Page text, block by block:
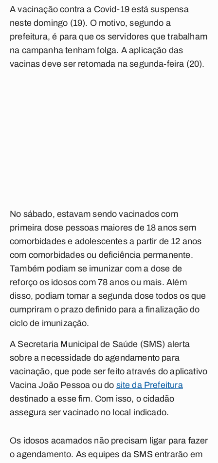
A vacinação contra a Covid-19 está suspensa
neste domingo (19). O motivo, segundo a
prefeitura, é para que os servidores que trabalham
na campanha tenham folga. A aplicação das
vacinas deve ser retomada na segunda-feira (20).
No sábado, estavam sendo vacinados com
primeira dose pessoas maiores de 18 anos sem
comorbidades e adolescentes a partir de 12 anos
com comorbidades ou deficiência permanente.
Também podiam se imunizar com a dose de
reforço os idosos com 78 anos ou mais. Além
disso, podiam tomar a segunda dose todos os que
cumpriram o prazo definido para a finalização do
ciclo de imunização.
A Secretaria Municipal de Saúde (SMS) alerta
sobre a necessidade do agendamento para
vacinação, que pode ser feito através do aplicativo
Vacina João Pessoa ou do site da Prefeitura
destinado a esse fim. Com isso, o cidadão
assegura ser vacinado no local indicado.
Os idosos acamados não precisam ligar para fazer
o agendamento. As equipes da SMS entrarão em